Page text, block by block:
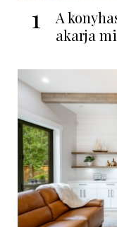
1
A
akarja